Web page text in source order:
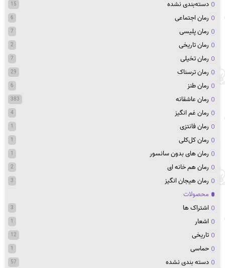
دسته‌بندی نشده 15
رمان اجتماعی 6
رمان پلیسی 7
رمان تاریخی 2
رمان تخیلی 7
رمان ترسناک 29
رمان طنز 6
رمان عاشقانه 383
رمان غم انگیز 4
رمان فانتزی 1
رمان کل‌کلی 1
رمان های بدون سانسور 1
رمان هم خانه ای 2
رمان هیجان انگیز 3
محصولات
اشتراک ها
3
اشعار 1
تاریخی 12
حماسی 1
دسته بندی نشده 57